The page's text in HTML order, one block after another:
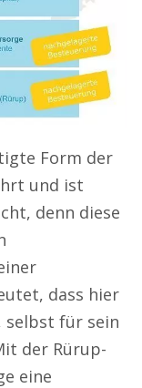
Form der
und ist
denn diese
dass hier
selbst für sein
der Rürup-
eine